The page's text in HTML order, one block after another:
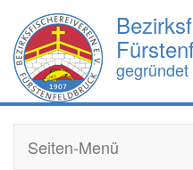
Seiten-Menü